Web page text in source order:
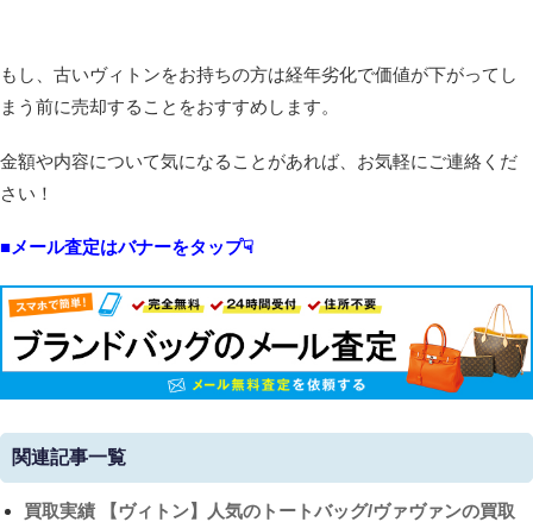
もし、古いヴィトンをお持ちの方は経年劣化で価値が下がってし
まう前に売却することをおすすめします。
金額や内容について気になることがあれば、お気軽にご連絡くだ
さい！
■メール査定はバナーをタップ☟
関連記事一覧
買取実績 【ヴィトン】人気のトートバッグ/ヴァヴァンの買取